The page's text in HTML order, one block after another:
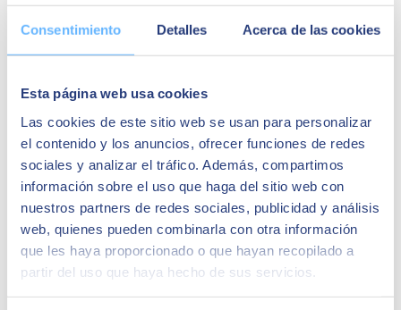
Consentimiento Detalles Acerca de las cookies
Esta página web usa cookies
Las cookies de este sitio web se usan para personalizar
el contenido y los anuncios, ofrecer funciones de redes
sociales y analizar el tráfico. Además, compartimos
información sobre el uso que haga del sitio web con
nuestros partners de redes sociales, publicidad y análisis
web, quienes pueden combinarla con otra información
que les haya proporcionado o que hayan recopilado a
partir del uso que haya hecho de sus servicios.
“La comunicación directa y sencilla entre los
distintos almacenes es lo que nos ha
proporcionado SAP Business One”